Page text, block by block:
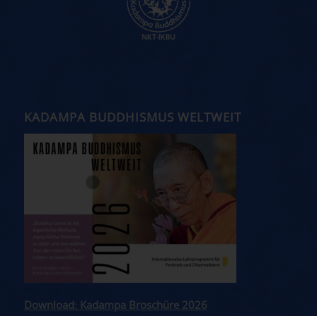
KADAMPA BUDDHISMUS WELTWEIT
Download: Kadampa Broschüre 2026